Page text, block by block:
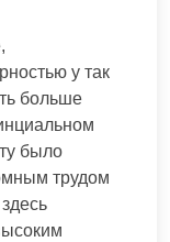
у так
больше
было
трудом